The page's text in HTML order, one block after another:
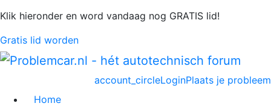
Klik hieronder en word vandaag nog GRATIS lid!
Gratis lid worden
Plaats je probleem
account_circleLogin
Home